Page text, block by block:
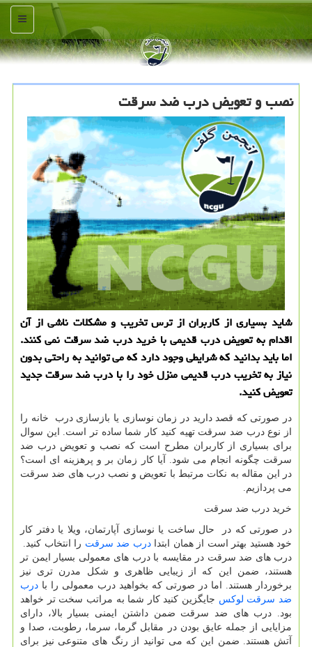
منو
نصب و تعویض درب ضد سرقت
شاید بسیاری از کاربران از ترس تخریب و مشکلات ناشی از آن
اقدام به تعویض درب قدیمی با خرید درب ضد سرقت نمی کنند.
اما باید بدانید که شرایطی وجود دارد که می توانید به راحتی بدون
نیاز به تخریب درب قدیمی منزل خود را با درب ضد سرقت جدید
تعویض کنید.
در صورتی که قصد دارید در زمان نوسازی یا بازسازی درب خانه را
از نوع درب ضد سرقت تهیه کنید کار شما ساده تر است. این سوال
برای بسیاری از کاربران مطرح است که نصب و تعویض درب ضد
سرقت چگونه انجام می شود. آیا کار زمان بر و پرهزینه ای است؟
در این مقاله به نکات مرتبط با تعویض و نصب درب های ضد سرقت
می پردازیم.
خرید درب ضد سرقت
در صورتی که در حال ساخت یا نوسازی آپارتمان، ویلا یا دفتر کار
خود هستید بهتر است از همان ابتدادرب ضد سرقت را انتخاب کنید.
درب های ضد سرقت در مقایسه با درب های معمولی بسیار ایمن تر
هستند، ضمن این که از زیبایی ظاهری و شکل مدرن تری نیز
برخوردار هستند. اما در صورتی که بخواهید درب معمولی را با درب
ضد سرقت لوکس جایگزین کنید کار شما به مراتب سخت تر خواهد
بود. درب های ضد سرقت ضمن داشتن ایمنی بسیار بالا، دارای
مزایایی از جمله عایق بودن در مقابل گرما، سرما، رطوبت، صدا و
آتش هستند. ضمن این که می توانید از رنگ های متنوعی نیز برای